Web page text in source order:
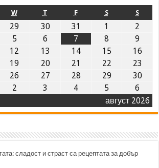
август 2026
W T F S S
29 30 31 1
2
5 6 7 8
9
12 13 14 15
16
19 20 21 22
23
26 27 28 29
30
2 3 4 5 6
сладост и страст са рецептата за добър